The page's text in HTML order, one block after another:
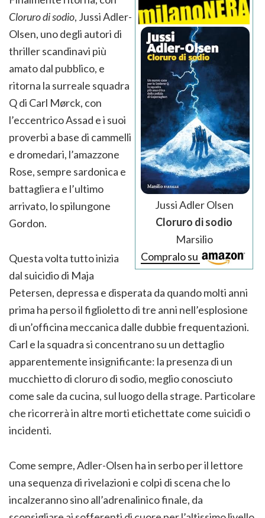
Jussi Adler Olsen
Cloruro di sodio
Marsilio
Compralo su
Cloruro di sodio, Jussi Adler-
Olsen, uno degli autori di
thriller scandinavi più
amato dal pubblico, e
ritorna la surreale squadra
Q di Carl Mørck, con
l’eccentrico Assad e i suoi
proverbi a base di cammelli
e dromedari, l’amazzone
Rose, sempre sardonica e
battagliera e l’ultimo
arrivato, lo spilungone
Gordon.
Questa volta tutto inizia
dal suicidio di Maja
Petersen, depressa e disperata da quando molti anni
prima ha perso il figlioletto di tre anni nell’esplosione
di un’officina meccanica dalle dubbie frequentazioni.
Carl e la squadra si concentrano su un dettaglio
apparentemente insignificante: la presenza di un
mucchietto di cloruro di sodio, meglio conosciuto
come sale da cucina, sul luogo della strage. Particolare
che ricorrerà in altre morti etichettate come suicidi o
incidenti.
Come sempre, Adler-Olsen ha in serbo per il lettore
una sequenza di rivelazioni e colpi di scena che lo
incalzeranno sino all’adrenalinico finale, da